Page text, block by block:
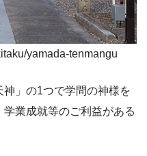
yamada-tenmangu
」の1つで学問の神様を
業成就等のご利益がある